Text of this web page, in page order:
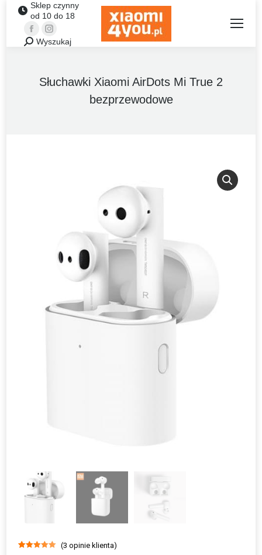
Sklep czynny
od 10 do 18
FacebookInstagram
Szukaj:Wyszukaj
Słuchawki Xiaomi AirDots Mi True 2
bezprzewodowe
(3 opinie klienta)